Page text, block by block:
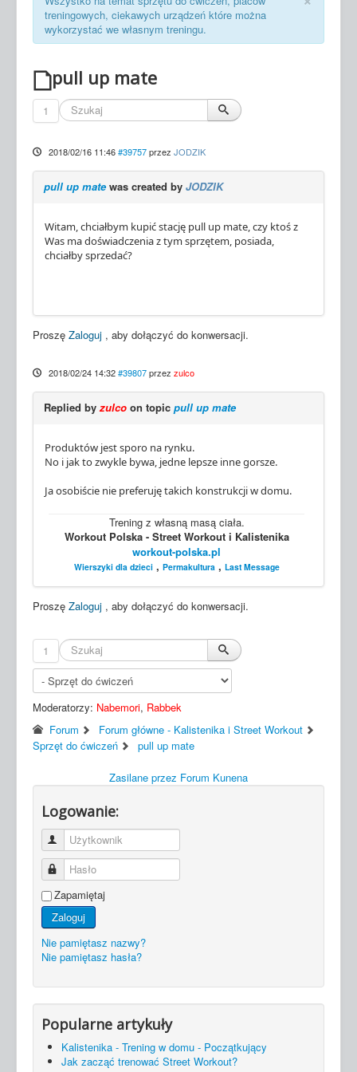
Mapy treningowe
Newsletter
Wiadomości
treningowych, ciekawych urządzeń które można
wykorzystać we własnym treningu.
pull up mate
1
2018/02/16 11:46 #39757 przez JODZIK
pull up matewas created by JODZIK
Witam, chciałbym kupić stację pull up mate, czy ktoś z
Was ma doświadczenia z tym sprzętem, posiada,
chciałby sprzedać?
Proszę Zaloguj , aby dołączyć do konwersacji.
2018/02/24 14:32 #39807 przez zulco
Replied byzulco on topic pull up mate
Produktów jest sporo na rynku.
No i jak to zwykle bywa, jedne lepsze inne gorsze.
Ja osobiście nie preferuję takich konstrukcji w domu.
Trening z własną masą ciała.
Workout Polska - Street Workout i Kalistenika
workout-polska.pl
Wierszyki dla dzieci , Permakultura , Last Message
Proszę Zaloguj , aby dołączyć do konwersacji.
1
Moderatorzy: Nabemori, Rabbek
Forum
Forum główne - Kalistenika i Street Workout
Sprzęt do ćwiczeń
pull up mate
Zasilane przez Forum Kunena
Logowanie:
Użytkownik
Hasło
Zapamiętaj
Zaloguj
Nie pamiętasz nazwy?
Nie pamiętasz hasła?
Popularne artykuły
Kalistenika - Trening w domu - Początkujący
Jak zacząć trenować Street Workout?